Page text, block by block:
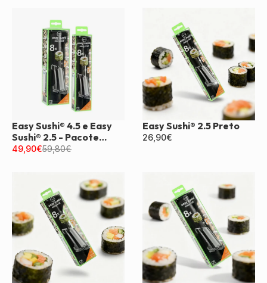
Easy Sushi® 4.5 e Easy
Sushi® 2.5 - Pacote
Duplo Preto
49,90€59,80€
Easy Sushi® 2.5 Preto
26,90€